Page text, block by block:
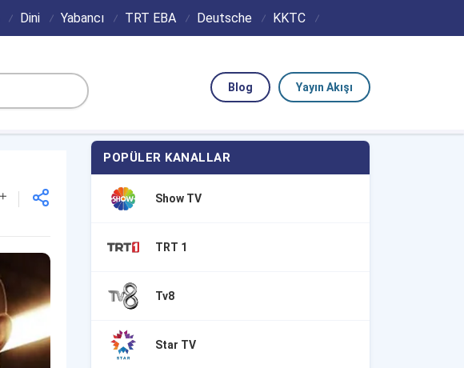
Dini Yabancı TRT EBA Deutsche KKTC
Yayın Akışı
Blog
POPÜLER KANALLAR
Show TV
TRT 1
Tv8
Star TV